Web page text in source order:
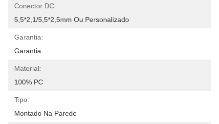
Conector DC:
5,5*2,1/5,5*2,5mm Ou Personalizado
Garantia:
Garantia
Material:
100% PC
Tipo:
Montado Na Parede